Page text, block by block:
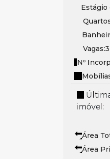
Estágio
Vagas:3
Nº
imóvel:
Área
Área